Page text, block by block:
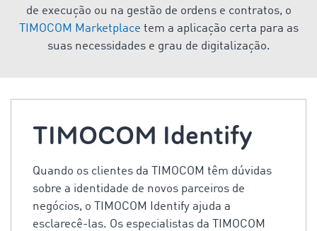
de execução ou na gestão de ordens e contratos, o
TIMOCOM Marketplace tem a aplicação certa para as
suas necessidades e grau de digitalização.
TIMOCOM Identify
Quando os clientes da TIMOCOM têm dúvidas
sobre a identidade de novos parceiros de
negócios, o TIMOCOM Identify ajuda a
esclarecê-las. Os especialistas da TIMOCOM